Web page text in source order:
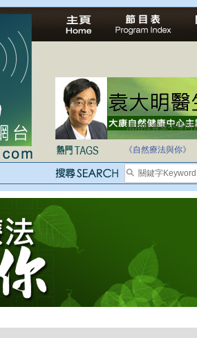
法治社會並不等同
《自然療法與你》